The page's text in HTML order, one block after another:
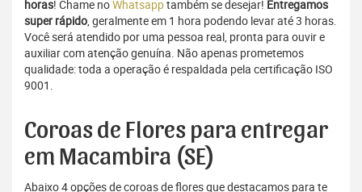
horas! Chame noWhatsapptambém se desejar! Entregamos
super rápido, geralmente em 1 hora podendo levar até 3 horas.
Você será atendido por uma pessoa real, pronta para ouvir e
auxiliar com atenção genuína. Não apenas prometemos
qualidade: toda a operação é respaldada pela certificação ISO
9001.
Coroas de Flores para entregar
em Macambira (SE)
Abaixo 4 opções de coroas de flores que destacamos para te